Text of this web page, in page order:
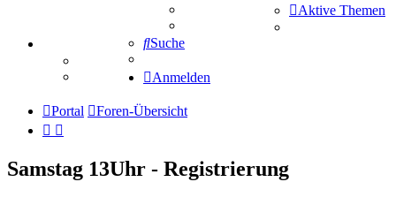
Schiffe versenken
Tipprunde
Comunio
Aktive Themen
Suche
Anmelden
Portal Foren-Übersicht
Samstag 13Uhr - Registrierung